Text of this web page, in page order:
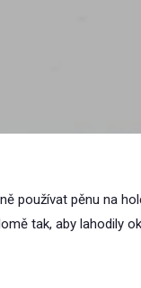
používat pěnu na
tak, aby lahodily